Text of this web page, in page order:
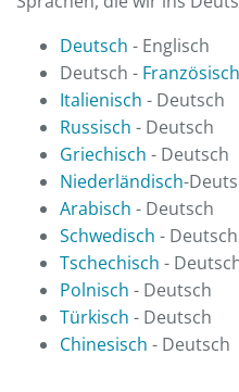
Deutsch - Englisch
Deutsch - Französisch
Italienisch - Deutsch
Russisch - Deutsch
Griechisch - Deutsch
Niederländisch-
Arabisch - Deutsch
Schwedisch - Deutsch
Tschechisch -
Polnisch - Deutsch
Türkisch - Deutsch
Chinesisch - Deutsch